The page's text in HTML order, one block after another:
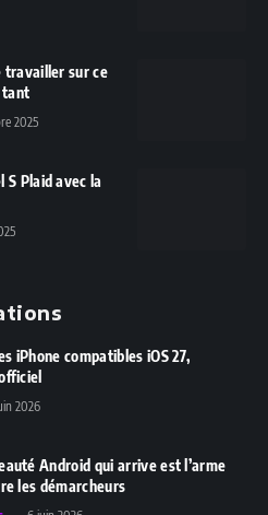
travailler sur ce
tant
2025
S Plaid avec la
iPhone compatibles iOS 27,
2026
Android qui arrive est l’arme
les démarcheurs